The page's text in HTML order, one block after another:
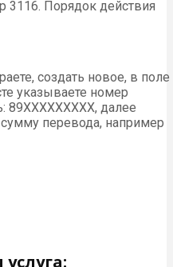
3116. Порядок действия
создать новое, в поле
указываете номер
89XXXXXXXXX, далее
перевода, например